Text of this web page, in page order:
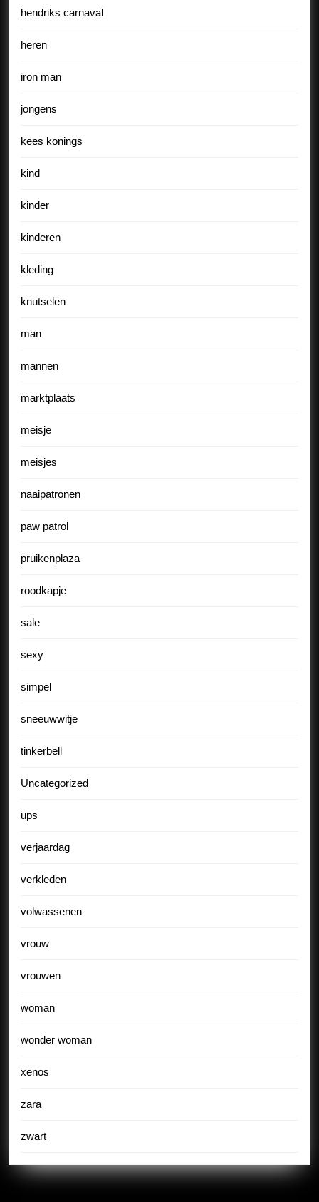
hendriks carnaval
heren
iron man
jongens
kees konings
kind
kinder
kinderen
kleding
knutselen
man
mannen
marktplaats
meisje
meisjes
naaipatronen
paw patrol
pruikenplaza
roodkapje
sale
sexy
simpel
sneeuwwitje
tinkerbell
Uncategorized
ups
verjaardag
verkleden
volwassenen
vrouw
vrouwen
woman
wonder woman
xenos
zara
zwart